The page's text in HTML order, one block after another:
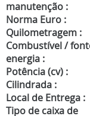
manutenção :
Norma Euro :
Quilometragem :
Combustível /
energia :
Potência (cv) :
Cilindrada :
Local de Entrega :
Tipo de caixa de